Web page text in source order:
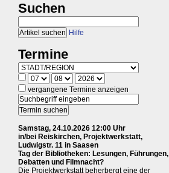
Suchen
Hilfe
Termine
vergangene Termine anzeigen
Samstag, 24.10.2026 12:00 Uhr
in/bei Reiskirchen, Projektwerkstatt,
Ludwigstr. 11 in Saasen
Tag der Bibliotheken: Lesungen, Führungen,
Debatten und Filmnacht?
Die Projektwerkstatt beherbergt eine der